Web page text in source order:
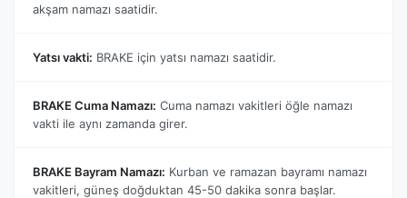
akşam namazı saatidir.
Yatsı vakti: BRAKE için yatsı namazı saatidir.
BRAKE Cuma Namazı: Cuma namazı vakitleri öğle namazı
vakti ile aynı zamanda girer.
BRAKE Bayram Namazı: Kurban ve ramazan bayramı namazı
vakitleri, güneş doğduktan 45-50 dakika sonra başlar.